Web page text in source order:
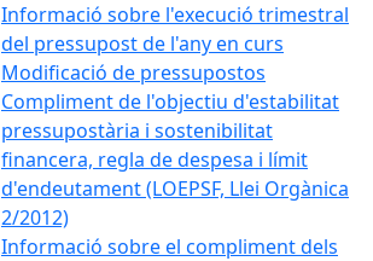
Informació sobre l'execució trimestral
del pressupost de l'any en curs
Modificació de pressupostos
Compliment de l'objectiu d'estabilitat
pressupostària i sostenibilitat
financera, regla de despesa i límit
d'endeutament (LOEPSF, Llei Orgànica
2/2012)
Informació sobre el compliment dels